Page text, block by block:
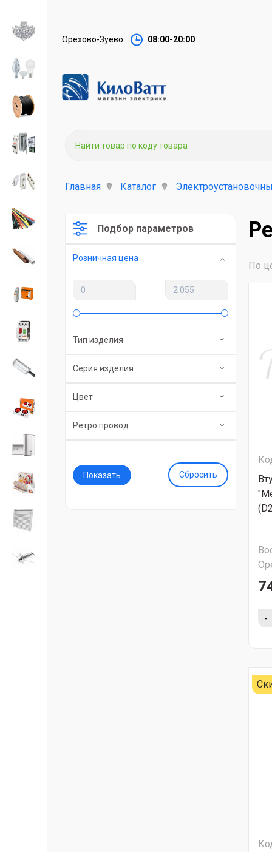
Орехово-Зуево 08:00-20:00
Главная Каталог
Подбор параметров
Розничная цена
Тип изделия
Серия изделия
Цвет
Ретро провод
Сбросить
По
-